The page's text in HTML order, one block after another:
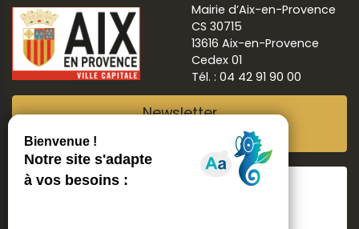
Mairie d’Aix-en-Provence
CS 30715
13616 Aix-en-Provence
Cedex 01
Tél. : 04 42 91 90 00
Newsletter
Suivre Aix ma ville